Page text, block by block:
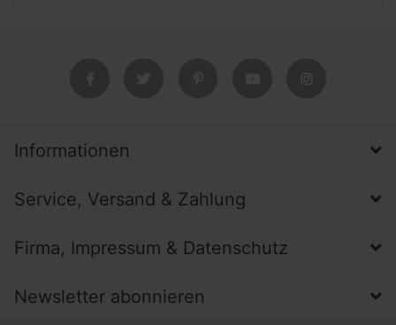
Informationen
Service, Versand & Zahlung
Firma, Impressum & Datenschutz
Newsletter abonnieren